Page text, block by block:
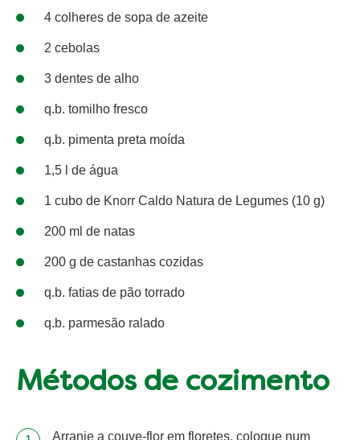
4 colheres de sopa de azeite
2 cebolas
3 dentes de alho
q.b. tomilho fresco
q.b. pimenta preta moída
1,5 l de água
1 cubo de Knorr Caldo Natura de Legumes (10 g)
200 ml de natas
200 g de castanhas cozidas
q.b. fatias de pão torrado
q.b. parmesão ralado
Métodos de cozimento
Arranje a couve-flor em floretes, coloque num